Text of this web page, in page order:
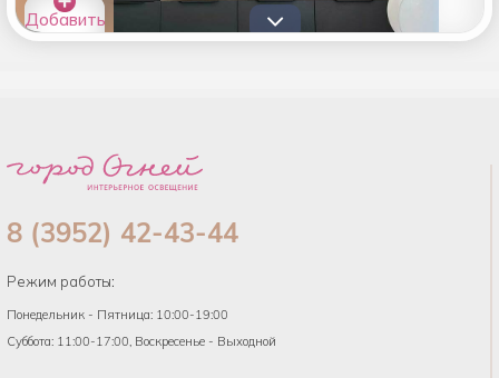
Добавить
товары в
8 (3952) 42-43-44
Режим работы:
Понедельник - Пятница: 10:00-19:00
Суббота: 11:00-17:00, Воскресенье - Выходной